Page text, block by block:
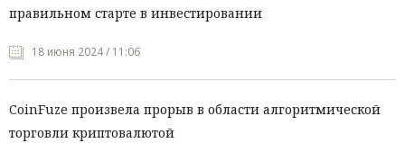
правильном старте в инвестировании
18 июня 2024 / 11:06
CoinFuze произвела прорыв в области алгоритмической
торговли криптовалютой